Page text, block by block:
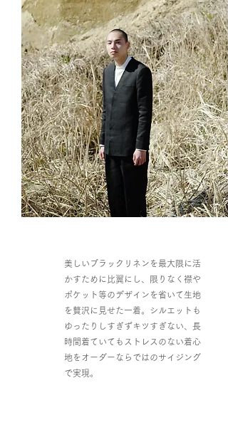
美しいブラックリネンを最大限に活
かすために比翼にし、限りなく襟や
ポケット等のデザインを省いて生地
を贅沢に見せた一着。シルエットも
ゆったりしすぎずキツすぎない、長
時間着ていてもストレスのない着心
地をオーダーならではのサイジング
で実現。